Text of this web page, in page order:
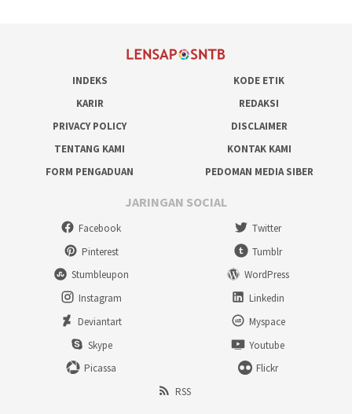
INDEKS
KODE ETIK
KARIR
REDAKSI
PRIVACY POLICY
DISCLAIMER
TENTANG KAMI
KONTAK KAMI
FORM PENGADUAN
PEDOMAN MEDIA SIBER
JARINGAN SOCIAL
Facebook
Twitter
Pinterest
Tumblr
Stumbleupon
WordPress
Instagram
Linkedin
Deviantart
Myspace
Skype
Youtube
Picassa
Flickr
RSS